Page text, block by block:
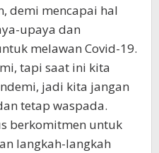
demi mencapai hal
upaya dan
melawan Covid-19.
tapi saat ini kita
jadi kita jangan
tetap waspada.
berkomitmen untuk
langkah-langkah